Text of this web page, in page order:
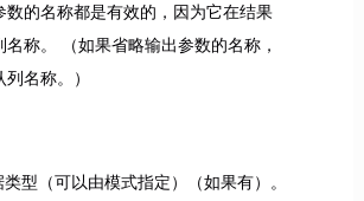
数的名称都是有效的，因为它在结果
称。 （如果省略输出参数的名称，
名称。）
型（可以由模式指定）（如果有）。